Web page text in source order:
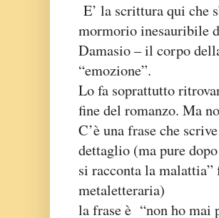
E’ la scrittura qui che
mormorio inesauribile
Damasio – il corpo
“emozione”.
Lo fa soprattutto
fine del romanzo. Ma
C’è una frase che
dettaglio (ma pure
si racconta la malattia”
metaletteraria)
la frase è “non ho mai